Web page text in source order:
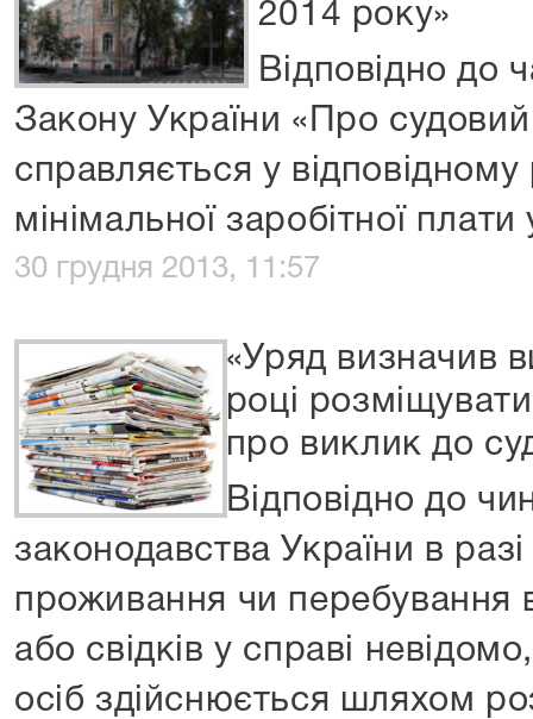
2014 року»
Відповідно до
Закону України «Про судовий
справляється у відповідному
мінімальної заробітної
30 грудня 2013, 11:57
«Уряд визначив
році
про виклик до
Відповідно до
законодавства України в
проживання чи перебування
або свідків у справі
осіб здійснюється шляхом